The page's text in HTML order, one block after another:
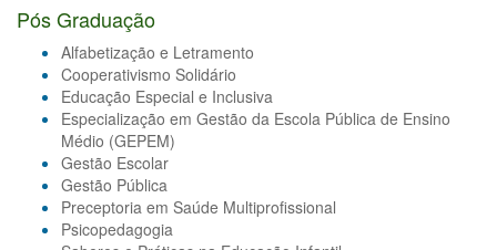
Pós Graduação
Alfabetização e Letramento
Cooperativismo Solidário
Educação Especial e Inclusiva
Especialização em Gestão da Escola Pública de Ensino
Médio (GEPEM)
Gestão Escolar
Gestão Pública
Preceptoria em Saúde Multiprofissional
Psicopedagogia